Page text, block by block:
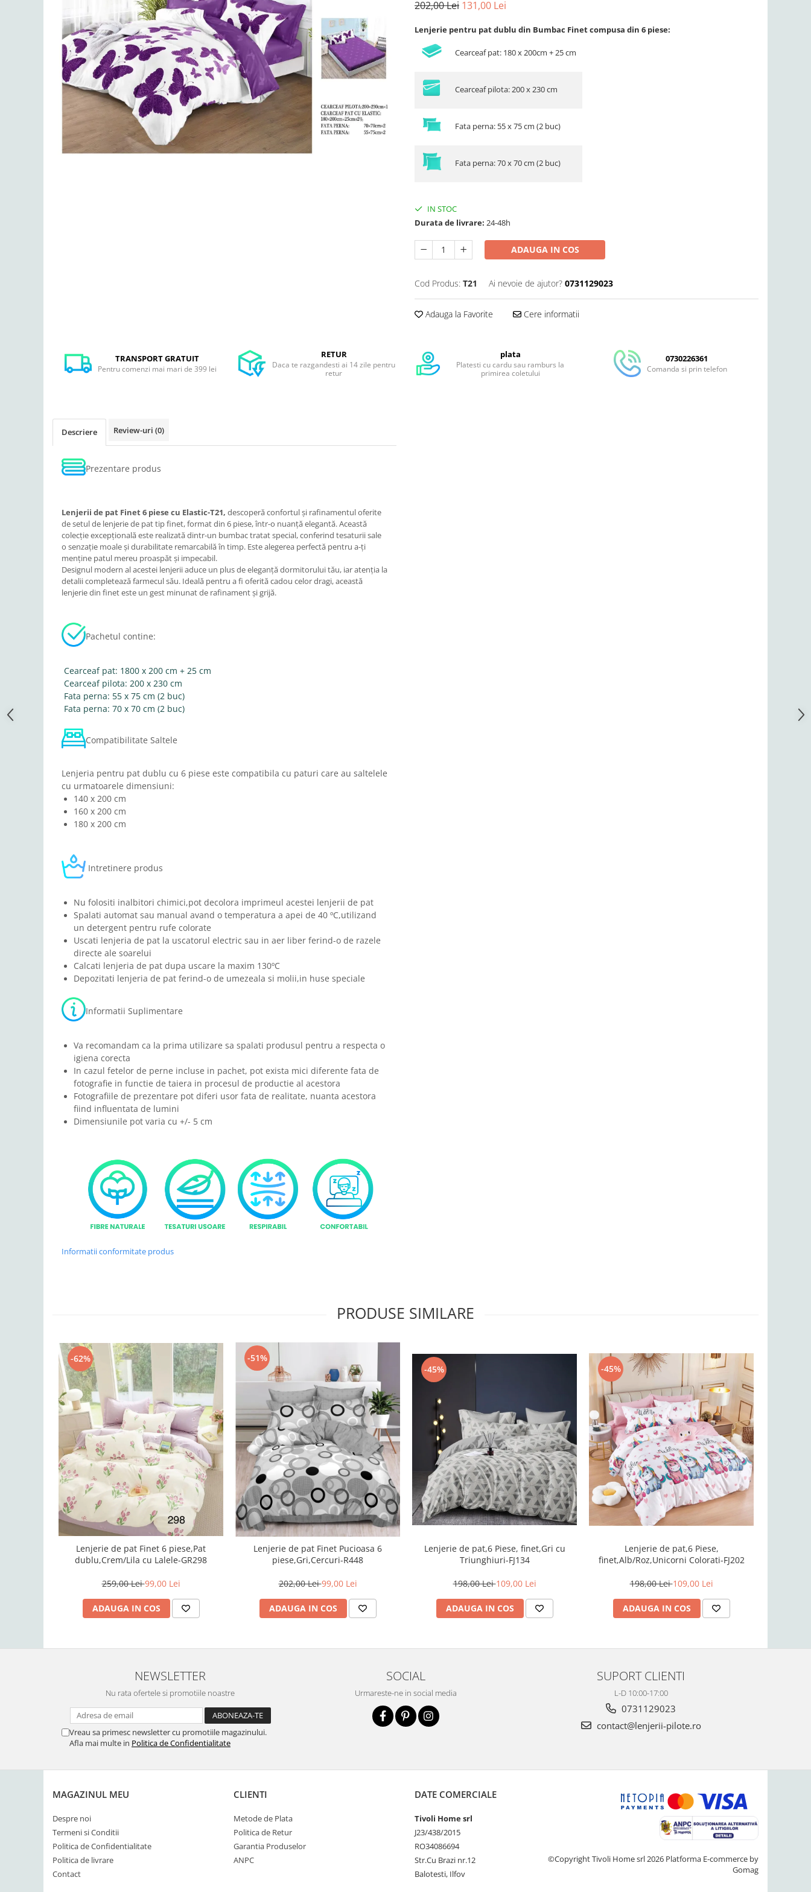
Lenjerii de pat Bumbac 100%
Lenjerii de pat Cocolino
Lenjerii de pat Finet + 2 Draperii
Lenjerii de pat Saten 4 piese cu
202,00 Lei 131,00 Lei
Lenjerie pentru pat dublu din Bumbac Finet compusa din 6 piese:
Cearceaf pat: 180 x 200cm + 25 cm
Cearceaf pilota: 200 x 230 cm
Fata perna: 55 x 75 cm (2 buc)
Fata perna: 70 x 70 cm (2 buc)
IN STOC
Durata de livrare: 24-48h
ADAUGA IN COS
Cod Produs: T21 Ai nevoie de ajutor? 0731129023
Adauga la Favorite Cere informatii
TRANSPORT GRATUIT
Pentru comenzi mai mari de 399 lei
RETUR
Daca te razgandesti ai 14 zile pentru
retur
plata
Platesti cu cardu sau ramburs la
primirea coletului
0730226361
Comanda si prin telefon
Descriere Review-uri (0)
Prezentare produs
Lenjerii de pat Finet 6 piese cu Elastic-T21, descoperă confortul și rafinamentul oferite
de setul de lenjerie de pat tip finet, format din 6 piese, într-o nuanță elegantă. Această
colecție excepțională este realizată dintr-un bumbac tratat special, conferind tesaturii sale
o senzație moale și durabilitate remarcabilă în timp. Este alegerea perfectă pentru a-ți
menține patul mereu proaspăt și impecabil.
Designul modern al acestei lenjerii aduce un plus de eleganță dormitorului tău, iar atenția la
detalii completează farmecul său. Ideală pentru a fi oferită cadou celor dragi, această
lenjerie din finet este un gest minunat de rafinament și grijă.
Pachetul contine:
Cearceaf pat: 1800 x 200 cm + 25 cm
Cearceaf pilota: 200 x 230 cm
Fata perna: 55 x 75 cm (2 buc)
Fata perna: 70 x 70 cm (2 buc)
Compatibilitate Saltele
Lenjeria pentru pat dublu cu 6 piese este compatibila cu paturi care au saltelele
cu urmatoarele dimensiuni:
140 x 200 cm
160 x 200 cm
180 x 200 cm
Intretinere produs
Nu folositi inalbitori chimici,pot decolora imprimeul acestei lenjerii de pat
Spalati automat sau manual avand o temperatura a apei de 40 ºC,utilizand
un detergent pentru rufe colorate
Uscati lenjeria de pat la uscatorul electric sau in aer liber ferind-o de razele
directe ale soarelui
Calcati lenjeria de pat dupa uscare la maxim 130ºC
Depozitati lenjeria de pat ferind-o de umezeala si molii,in huse speciale
Informatii Suplimentare
Va recomandam ca la prima utilizare sa spalati produsul pentru a respecta o
igiena corecta
In cazul fetelor de perne incluse in pachet, pot exista mici diferente fata de
fotografie in functie de taiera in procesul de productie al acestora
Fotografiile de prezentare pot diferi usor fata de realitate, nuanta acestora
fiind influentata de lumini
Dimensiunile pot varia cu +/- 5 cm
Informatii conformitate produs
PRODUSE SIMILARE
-62%
Lenjerie de pat Finet 6 piese,Pat
dublu,Crem/Lila cu Lalele-GR298
259,00 Lei99,00 Lei
ADAUGA IN COS
-51%
Lenjerie de pat Finet Pucioasa 6
piese,Gri,Cercuri-R448
202,00 Lei99,00 Lei
ADAUGA IN COS
-45%
Lenjerie de pat,6 Piese, finet,Gri cu
Triunghiuri-FJ134
198,00 Lei109,00 Lei
ADAUGA IN COS
-45%
Lenjerie de pat,6 Piese,
finet,Alb/Roz,Unicorni Colorati-FJ202
198,00 Lei109,00 Lei
ADAUGA IN COS
NEWSLETTER
Nu rata ofertele si promotiile noastre
Vreau sa primesc newsletter cu promotiile magazinului.
Afla mai multe in Politica de Confidentialitate
SOCIAL
Urmareste-ne in social media
SUPORT CLIENTI
L-D 10:00-17:00
0731129023
contact@lenjerii-pilote.ro
MAGAZINUL MEU
Despre noi
Termeni si Conditii
Politica de Confidentialitate
Politica de livrare
Contact
CLIENTI
Metode de Plata
Politica de Retur
Garantia Produselor
ANPC
DATE COMERCIALE
Tivoli Home srl
J23/438/2015
RO34086694
Str.Cu Brazi nr.12
Balotesti, Ilfov
©Copyright Tivoli Home srl 2026 Platforma E-commerce by
Gomag